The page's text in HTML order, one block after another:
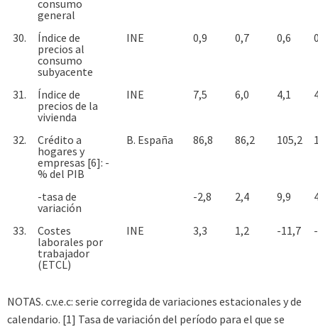
consumo
general
30.
Índice de
precios al
consumo
subyacente
INE 0,9 0,7 0,6
31.
Índice de
precios de la
vivienda
INE 7,5 6,0 4,1
32.
Crédito a
hogares y
empresas [6]: -
% del PIB
B. España 86,8 86,2 105,2
-tasa de
variación
-2,8 2,4 9,9
33.
Costes
laborales por
trabajador
(ETCL)
INE 3,3 1,2 -11,7
NOTAS. c.v.e.c: serie corregida de variaciones estacionales y de
calendario. [1] Tasa de variación del período para el que se